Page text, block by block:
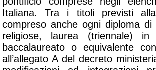
Italiana. Tra i titoli previsti
compreso anche ogni diploma
religiose, laurea (triennale)
baccalaureato o equivalente
all’allegato A del decreto